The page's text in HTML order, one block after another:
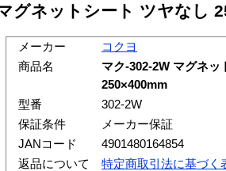
グネットシート ツヤなし
メーカー
コクヨ
商品名
マク-302-2W マグネッ
250×400mm
型番
302-2W
保証条件
メーカー保証
JANコード
4901480164854
返品について
特定商取引法に基づく